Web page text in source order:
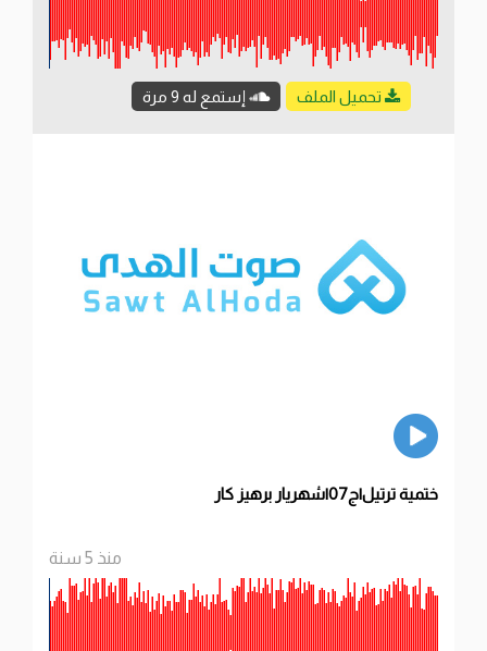
تحميل الملف إستمع له 9 مرة
ختمية ترتيل|ج07|شهريار برهيز كار
منذ 5 سنة